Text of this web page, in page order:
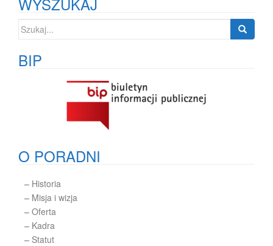
Szukaj:
BIP
O PORADNI
– Historia
– Misja i wizja
– Oferta
– Kadra
– Statut